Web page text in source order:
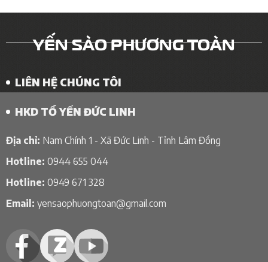
YẾN SÀO PHƯƠNG TOÀN
LIÊN HỆ CHÚNG TÔI
HKD TỔ YẾN ĐỨC LINH
Địa chỉ: Nam Chính 1 - Xã Đức Linh - Tỉnh Lâm Đồng
Hotline: 0944 655 044
Hotline: 0949 671 328
Email: yensaophuongtoan@gmail.com